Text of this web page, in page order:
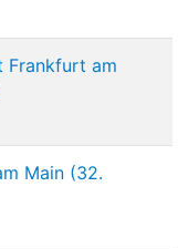
Frankfurt am
Main (32.